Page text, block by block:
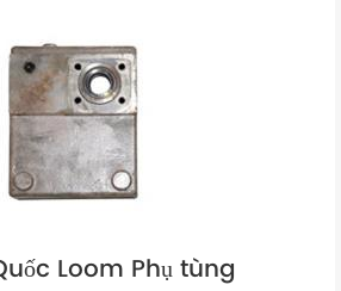
Loom Phụ tùng